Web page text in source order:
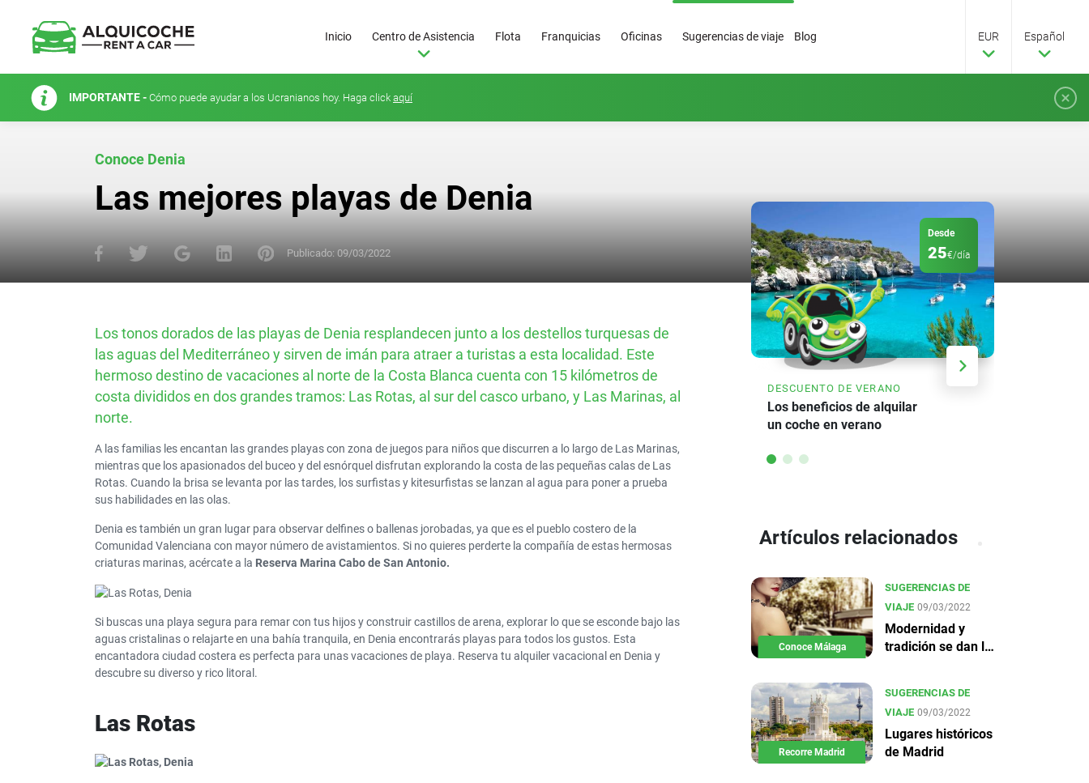
Inicio Centro de Asistencia Flota Franquicias Oficinas Sugerencias de viaje Blog EUR Español
IMPORTANTE - Cómo puede ayudar a los Ucranianos hoy. Haga click aquí
Conoce Denia
Las mejores playas de Denia
Publicado: 09/03/2022
Los tonos dorados de las playas de Denia resplandecen junto a los destellos turquesas de
las aguas del Mediterráneo y sirven de imán para atraer a turistas a esta localidad. Este
hermoso destino de vacaciones al norte de la Costa Blanca cuenta con 15 kilómetros de
costa divididos en dos grandes tramos: Las Rotas, al sur del casco urbano, y Las Marinas, al
norte.
A las familias les encantan las grandes playas con zona de juegos para niños que discurren a lo largo de Las Marinas,
mientras que los apasionados del buceo y del esnórquel disfrutan explorando la costa de las pequeñas calas de Las
Rotas. Cuando la brisa se levanta por las tardes, los surfistas y kitesurfistas se lanzan al agua para poner a prueba
sus habilidades en las olas.
Denia es también un gran lugar para observar delfines o ballenas jorobadas, ya que es el pueblo costero de la
Comunidad Valenciana con mayor número de avistamientos. Si no quieres perderte la compañía de estas hermosas
criaturas marinas, acércate a la Reserva Marina Cabo de San Antonio.
Si buscas una playa segura para remar con tus hijos y construir castillos de arena, explorar lo que se esconde bajo las
aguas cristalinas o relajarte en una bahía tranquila, en Denia encontrarás playas para todos los gustos. Esta
encantadora ciudad costera es perfecta para unas vacaciones de playa. Reserva tu alquiler vacacional en Denia y
descubre su diverso y rico litoral.
Las Rotas
GRAN DESCUENTO
Alquile un SUV por solo
Desde
25€/día
DESCUENTO DE VERANO
Los beneficios de alquilar
un coche en verano
Artículos relacionados
Conoce Málaga
SUGERENCIAS DE
VIAJE 09/03/2022
Modernidad y
tradición se dan la
Recorre Madrid
SUGERENCIAS DE
VIAJE 09/03/2022
Lugares históricos
de Madrid